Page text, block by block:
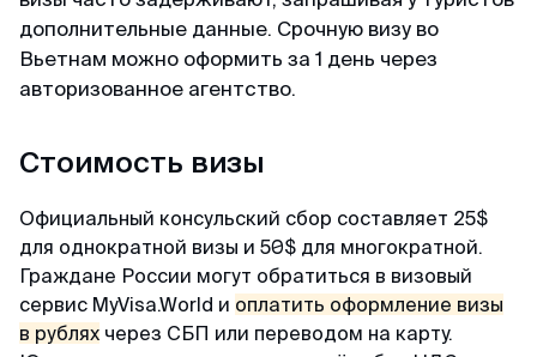
получена в течении 3х дней. За 2 дня до
въезда, нам прислали заполненные карты
прибытия При въезде в Сингапур в марте
никаких проблем не было, прошли контроль за
Наталья
Отзыв с Google · 2024
Вжух — и готово
Очень оперативные и приятные ребята.
дополнительные данные. Срочную визу во
Вьетнам можно оформить за 1 день через
авторизованное агентство.
Стоимость визы
Официальный консульский сбор составляет 25$
для однократной визы и 50$ для многократной.
Граждане России могут обратиться в визовый
сервис MyVisa.World и оплатить оформление визы
в рублях через СБП или переводом на карту.